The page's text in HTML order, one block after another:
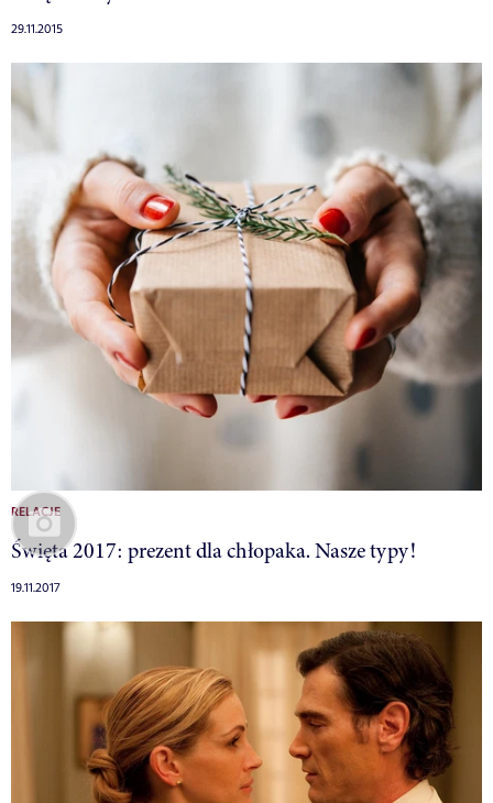
29.11.2015
RELACJE
Święta 2017: prezent dla chłopaka. Nasze typy!
19.11.2017